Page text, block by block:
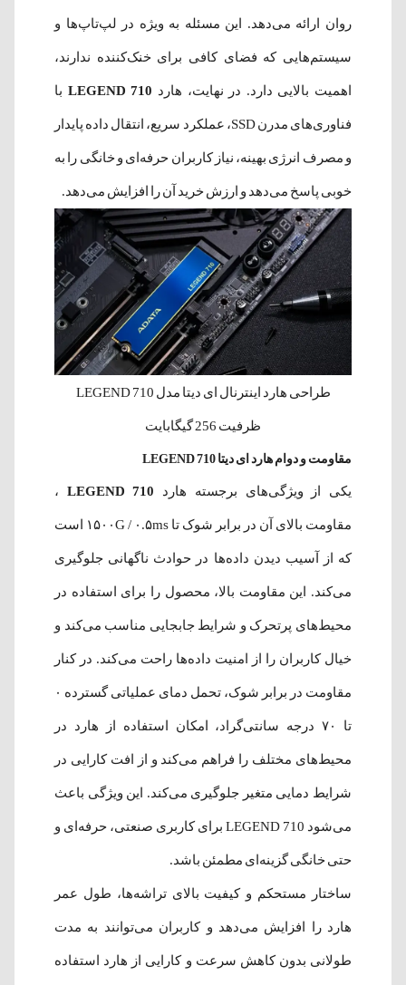
روان ارائه می‌دهد. این مسئله به ویژه در لپ‌تاپ‌ها و
سیستم‌هایی که فضای کافی برای خنک‌کننده ندارند،
اهمیت بالایی دارد. در نهایت، هارد LEGEND 710 با
فناوری‌های مدرن SSD، عملکرد سریع، انتقال داده پایدار
و مصرف انرژی بهینه، نیاز کاربران حرفه‌ای و خانگی را به
خوبی پاسخ می‌دهد و ارزش خرید آن را افزایش می‌دهد.
طراحی هارد اینترنال ای دیتا مدل LEGEND 710
ظرفیت 256 گیگابایت
مقاومت و دوام هارد ای دیتا LEGEND 710
یکی از ویژگی‌های برجسته هارد LEGEND 710 ،
مقاومت بالای آن در برابر شوک تا ۱۵۰۰G / ۰.۵ms است
که از آسیب دیدن داده‌ها در حوادث ناگهانی جلوگیری
می‌کند. این مقاومت بالا، محصول را برای استفاده در
محیط‌های پرتحرک و شرایط جابجایی مناسب می‌کند و
خیال کاربران را از امنیت داده‌ها راحت می‌کند. در کنار
مقاومت در برابر شوک، تحمل دمای عملیاتی گسترده ۰
تا ۷۰ درجه سانتی‌گراد، امکان استفاده از هارد در
محیط‌های مختلف را فراهم می‌کند و از افت کارایی در
شرایط دمایی متغیر جلوگیری می‌کند. این ویژگی باعث
می‌شود LEGEND 710 برای کاربری صنعتی، حرفه‌ای و
حتی خانگی گزینه‌ای مطمئن باشد.
ساختار مستحکم و کیفیت بالای تراشه‌ها، طول عمر
هارد را افزایش می‌دهد و کاربران می‌توانند به مدت
طولانی بدون کاهش سرعت و کارایی از هارد استفاده